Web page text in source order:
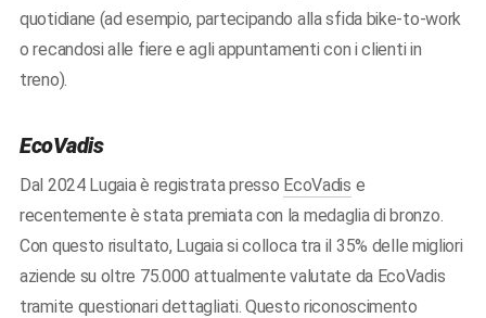
quotidiane (ad esempio, partecipando alla sfida bike-to-work
o recandosi alle fiere e agli appuntamenti con i clienti in
treno).
EcoVadis
Dal 2024 Lugaia è registrata presso EcoVadis e
recentemente è stata premiata con la medaglia di bronzo.
Con questo risultato, Lugaia si colloca tra il 35% delle migliori
aziende su oltre 75.000 attualmente valutate da EcoVadis
tramite questionari dettagliati. Questo riconoscimento